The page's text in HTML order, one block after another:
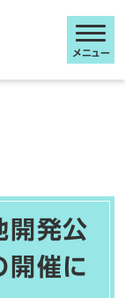
メニュー
開発公
開催に